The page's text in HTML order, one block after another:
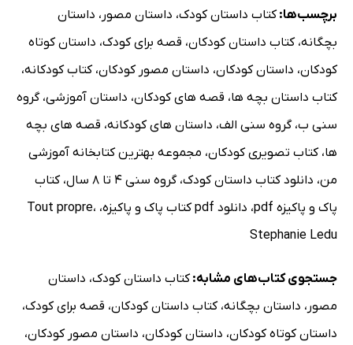
برچسب‌ها:کتاب داستان کودک، داستان مصور ، داستان
بچگانه،کتاب داستان کودکان، قصه برای کودک، داستان کوتاه
کودکان، داستان کودکان، داستان مصور کودکان،کتاب کودکانه،
کتاب داستان بچه ها، قصه های کودکان، داستان آموزشی،گروه
سنی ب،گروه سنی الف، داستان های کودکانه، قصه های بچه
ها،کتاب تصویری کودکان، مجموعه بهترین کتابخانه آموزشی
من، دانلود کتاب داستان کودک،گروه سنی 4 تا 8 سال ،کتاب
پاک و پاکیزه pdf
، دانلود pdf کتاب پاک و پاکیزه ، Tout propre،
Stephanie Ledu
جستجوی کتاب‌های مشابه:کتاب داستان کودک، داستان
مصور ، داستان بچگانه،کتاب داستان کودکان، قصه برای کودک،
داستان کوتاه کودکان، داستان کودکان، داستان مصور کودکان،